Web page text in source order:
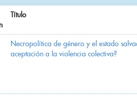
Título
Necropolítica de género y el estado
aceptación a la violencia colectiva?